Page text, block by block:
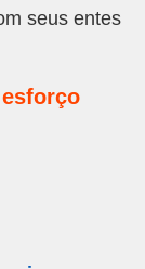
seus entes
esforço